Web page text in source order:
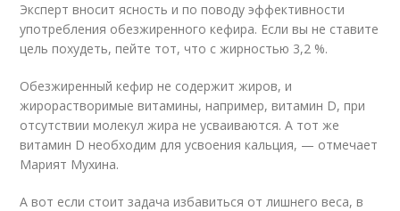
Эксперт вносит ясность и по поводу эффективности
употребления обезжиренного кефира. Если вы не ставите
цель похудеть, пейте тот, что с жирностью 3,2 %.
Обезжиренный кефир не содержит жиров, и
жирорастворимые витамины, например, витамин D, при
отсутствии молекул жира не усваиваются. А тот же
витамин D необходим для усвоения кальция, — отмечает
Марият Мухина.
А вот если стоит задача избавиться от лишнего веса, в